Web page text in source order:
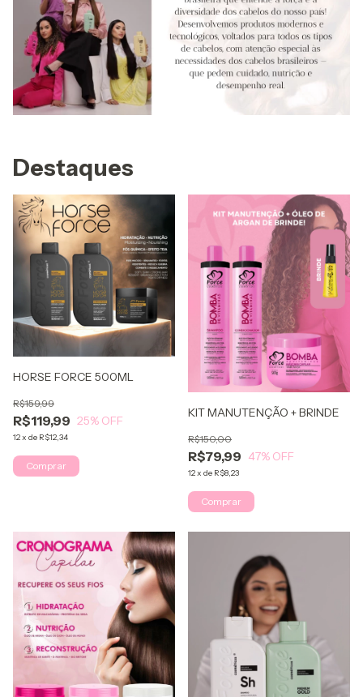
Destaques
HORSE FORCE 500ML
R$119,99
R$159,99
25% OFF
12x de R$12,34
Comprar
KIT MANUTENÇÃO + BRINDE
R$79,99
R$150,00
47% OFF
12x de R$8,23
Comprar